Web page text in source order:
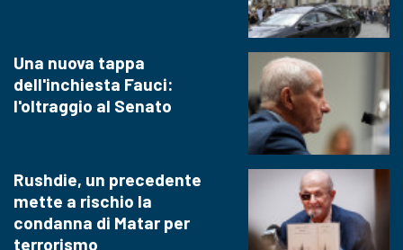
Una nuova tappa
dell'inchiesta Fauci:
l'oltraggio al Senato
Rushdie, un precedente
mette a rischio la
condanna di Matar per
terrorismo